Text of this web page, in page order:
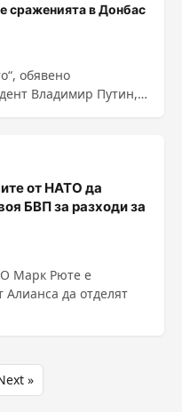
сраженията в Донбас
обявено
Владимир Путин,
от НАТО да
БВП за разходи за
Марк Рюте е
да отделят
»